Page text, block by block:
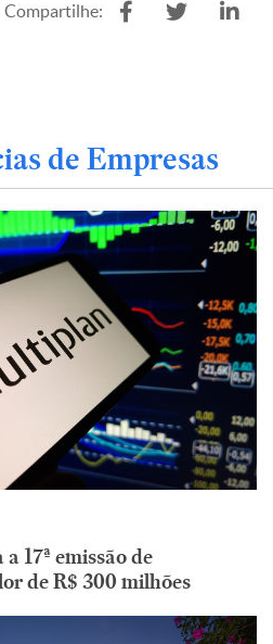
Compartilhe:
de Empresas
17ª emissão de
de R$ 300 milhões